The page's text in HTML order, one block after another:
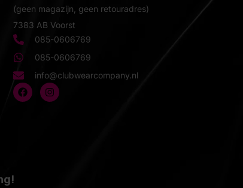
(geen magazijn, geen retouradres)
7383 AB Voorst
085-0606769
085-0606769
info@clubwearcompany.nl